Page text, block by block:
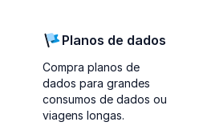
Planos de dados
Compra planos de
dados para grandes
consumos de dados ou
viagens longas.